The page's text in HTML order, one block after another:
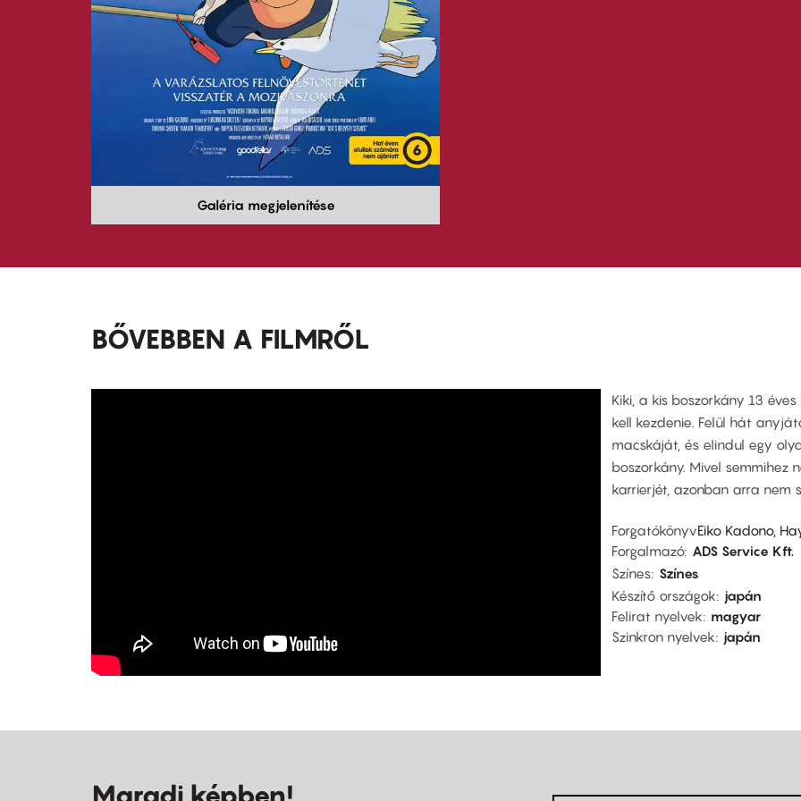
Galéria megjelenítése
BŐVEBBEN A FILMRŐL
Kiki, a kis boszorkány 13
kell kezdenie. Felül hát
macskáját, és elindul egy
boszorkány. Mivel semmihez
karrierjét, azonban arra nem
ForgatókönyvEiko Kadono,
Forgalmazó
ADS Service Kft.
Színes Színes
Készítő országok
japán
Felirat nyelvek
magyar
Szinkron nyelvek
japán
Maradj képben!